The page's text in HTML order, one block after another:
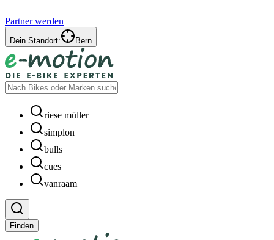
Partner werden
Dein Standort: Bern
riese müller
simplon
bulls
cues
vanraam
Finden